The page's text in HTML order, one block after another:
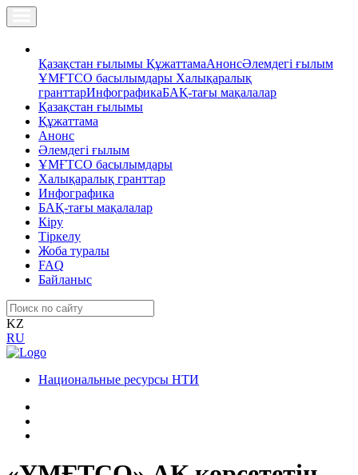
Қазақстан ғылымы ҚұжаттамаАнонсӘлемдегі ғылым
ҰМҒТСО басылымдары Халықаралық
гранттарИнфографикаБАҚ-тағы мақалалар
Қазақстан ғылымы
Құжаттама
Анонс
Әлемдегі ғылым
ҰМҒТСО басылымдары
Халықаралық гранттар
Инфографика
БАҚ-тағы мақалалар
Кіру
Тіркелу
Жоба туралы
FAQ
Байланыс
KZ
RU
Национальные ресурсы НТИ